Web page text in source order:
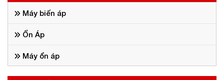
Máy biến áp
Ổn Áp
Máy ổn áp